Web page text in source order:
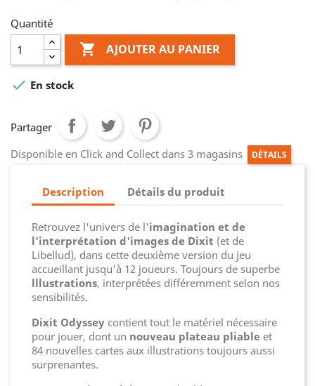
Quantité
 AJOUTER AU PANIER
 En stock
Partager
Disponible en Click and Collect dans 3 magasins
DÉTAILS
Description Détails du produit
Retrouvez l'univers de l'imagination et de
l'interprétation d'images de Dixit (et de
Libellud), dans cette deuxième version du jeu
accueillant jusqu'à 12 joueurs. Toujours de superbe
lllustrations, interprétées différemment selon nos
sensibilités.
Dixit Odyssey contient tout le matériel nécessaire
pour jouer, dont un nouveau plateau pliable et
84 nouvelles cartes aux illustrations toujours aussi
surprenantes.